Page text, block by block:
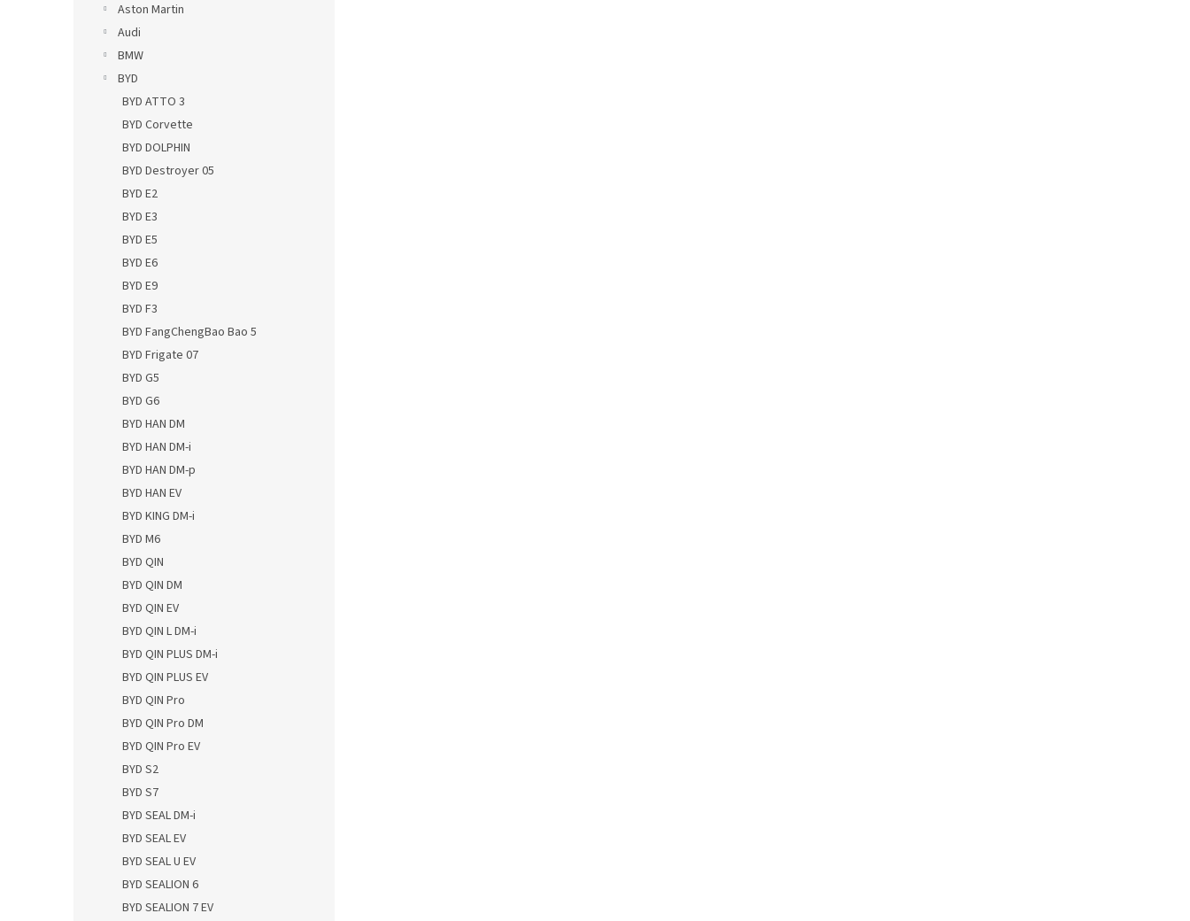
Aston Martin
Audi
BMW
BYD
BYD ATTO 3
BYD Corvette
BYD DOLPHIN
BYD Destroyer 05
BYD E2
BYD E3
BYD E5
BYD E6
BYD E9
BYD F3
BYD FangChengBao Bao 5
BYD Frigate 07
BYD G5
BYD G6
BYD HAN DM
BYD HAN DM-i
BYD HAN DM-p
BYD HAN EV
BYD KING DM-i
BYD M6
BYD QIN
BYD QIN DM
BYD QIN EV
BYD QIN L DM-i
BYD QIN PLUS DM-i
BYD QIN PLUS EV
BYD QIN Pro
BYD QIN Pro DM
BYD QIN Pro EV
BYD S2
BYD S7
BYD SEAL DM-i
BYD SEAL EV
BYD SEAL U EV
BYD SEALION 6
BYD SEALION 7 EV